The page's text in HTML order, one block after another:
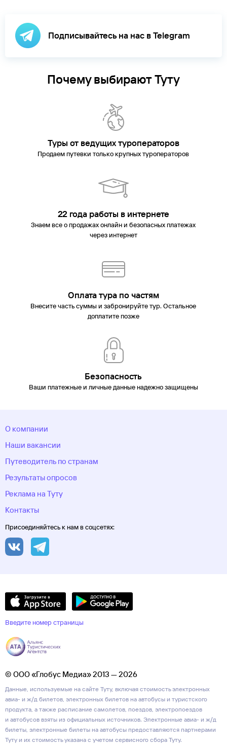
Подписывайтесь на нас в Telegram
Почему выбирают Туту
Туры от ведущих туроператоров
Продаем путевки только крупных туроператоров
22 года работы в интернете
Знаем все о продажах онлайн и безопасных платежах
через интернет
Оплата тура по частям
Внесите часть суммы и забронируйте тур. Остальное
доплатите позже
Безопасность
Ваши платежные и личные данные надежно защищены
О компании
Наши вакансии
Путеводитель по странам
Результаты опросов
Реклама на Туту
Контакты
Присоединяйтесь к нам в соцсетях:
Введите номер страницы
© ООО «Глобус Медиа» 2013 — 2026
Данные, используемые на сайте Туту, включая стоимость электронных
авиа- и ж/д билетов, электронных билетов на автобусы и туристского
продукта, а также расписание самолетов, поездов, электропоездов
и автобусов взяты из официальных источников. Электронные авиа- и ж/д
билеты, электронные билеты на автобусы предоставляются партнерами
Туту и их стоимость указана с учетом сервисного сбора Туту.